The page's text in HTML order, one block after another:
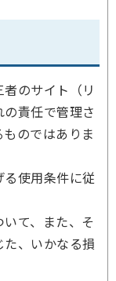
のサイト（リ
責任で管理さ
のではありま
使用条件に従
て、また、そ
、いかなる損